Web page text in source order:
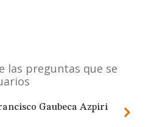
las preguntas que se
Gaubeca Azpiri